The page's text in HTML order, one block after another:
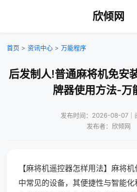
欣倾网
首页 > 资讯中心 > 万能程序
后发制人!普通麻将机免安
牌器使用方法-万
发布时间：2026-08-07｜
发布者：欣倾网
【麻将机遥控器怎样用法】麻将
中常见的设备，其便捷性与智能